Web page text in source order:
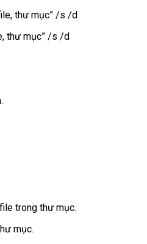
thư mục” /s /d
thư mục” /s /d
trong thư mục.
mục.